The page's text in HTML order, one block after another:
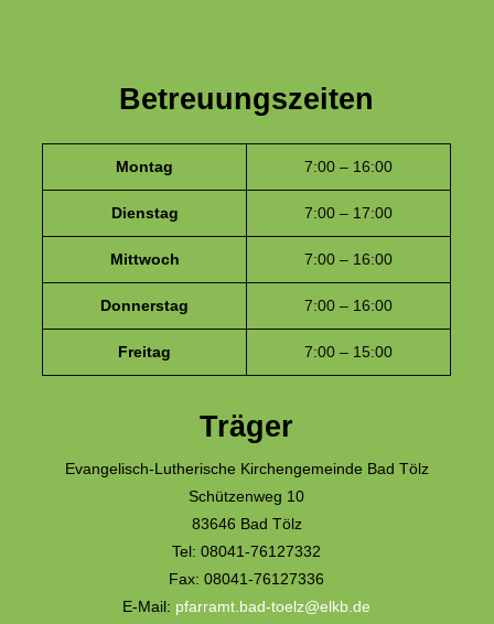
Betreuungszeiten
Montag 7:00 – 16:00
Dienstag 7:00 – 17:00
Mittwoch 7:00 – 16:00
Donnerstag 7:00 – 16:00
Freitag 7:00 – 15:00
Träger
Evangelisch-Lutherische Kirchengemeinde Bad Tölz
Schützenweg 10
83646 Bad Tölz
Tel: 08041-76127332
Fax: 08041-76127336
E-Mail: pfarramt.bad-toelz@elkb.de